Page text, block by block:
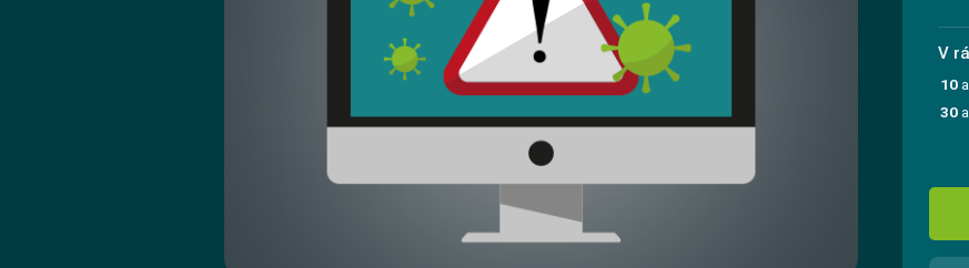
V
10
30